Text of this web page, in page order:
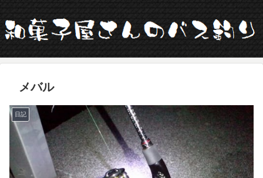
メバル
日記